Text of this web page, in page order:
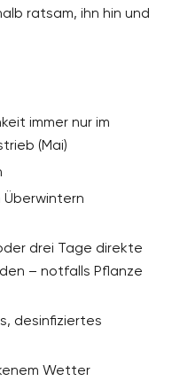
ratsam, ihn hin und
immer nur im
(Mai)
Überwintern
drei Tage direkte
– notfalls Pflanze
desinfiziertes
Wetter